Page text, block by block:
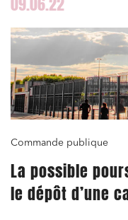
Commande publique
La possible
le dépôt d’une